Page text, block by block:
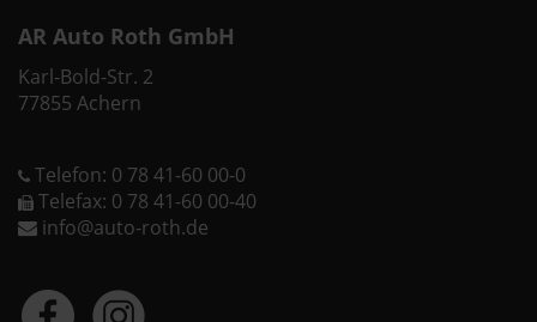
AR Auto Roth GmbH
Karl-Bold-Str. 2
77855 Achern
Telefon: 0 78 41-60 00-0
Telefax: 0 78 41-60 00-40
info@auto-roth.de